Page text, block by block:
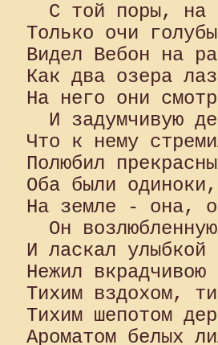
С той поры,
Только очи
Видел Вебон на
Как два озера
На него они
И задумчивую
Что к нему
Полюбил
Оба были одиноки,
На земле - она,
Он
И ласкал улыбкой
Нежил
Тихим вздохом,
Тихим шепотом
Ароматом белых